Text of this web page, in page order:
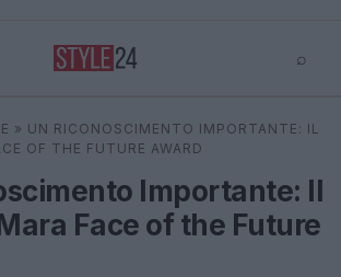
⌕
⌕ ×
» UN RICONOSCIMENTO IMPORTANTE: IL
OF THE FUTURE AWARD
Importante: Il
Face of the Future